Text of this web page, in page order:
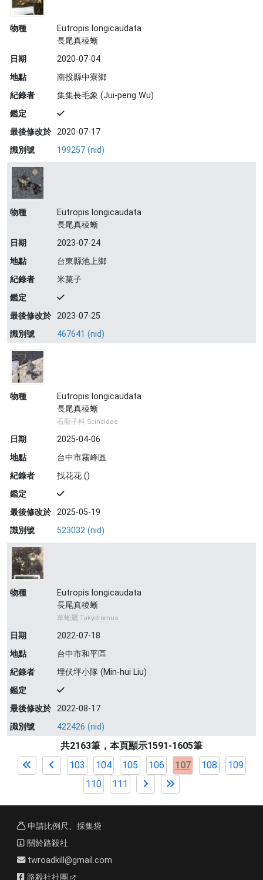
物種
Eutropis longicaudata
長尾真稜蜥
日期
2020-07-04
地點
南投縣中寮鄉
紀錄者
集集長毛象 (Jui-peng Wu)
鑑定
最後修改於 2020-07-17
識別號
199257 (nid)
物種
Eutropis longicaudata
長尾真稜蜥
日期
2023-07-24
地點
台東縣池上鄉
紀錄者
米菓子
鑑定
最後修改於 2023-07-25
識別號
467641 (nid)
物種
Eutropis longicaudata
長尾真稜蜥
石龍子科 Scincidae
日期
2025-04-06
地點
台中市霧峰區
紀錄者
找花花 ()
鑑定
最後修改於 2025-05-19
識別號
523032 (nid)
物種
Eutropis longicaudata
長尾真稜蜥
草蜥屬 Takydromus
日期
2022-07-18
地點
台中市和平區
紀錄者
埋伏坪小隊 (Min-hui Liu)
鑑定
最後修改於 2022-08-17
識別號
422426 (nid)
共2163筆，本頁顯示1591-1605筆
103
104 105 106 107 108
109
110
111
申請比例尺、採集袋
關於路殺社
twroadkill@gmail.com
路殺社社團